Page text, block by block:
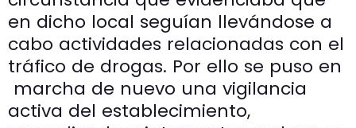
en dicho local seguían llevándose a
cabo actividades relacionadas con el
tráfico de drogas. Por ello se puso en
marcha de nuevo una vigilancia
activa del establecimiento,